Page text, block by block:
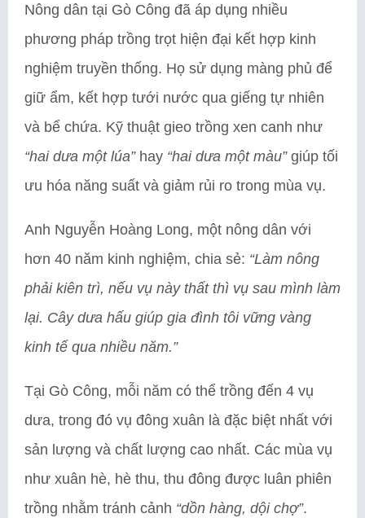
Nông dân tại Gò Công đã áp dụng nhiều
phương pháp trồng trọt hiện đại kết hợp kinh
nghiệm truyền thống. Họ sử dụng màng phủ để
giữ ẩm, kết hợp tưới nước qua giếng tự nhiên
và bể chứa. Kỹ thuật gieo trồng xen canh như
“hai dưa một lúa”hay “hai dưa một màu”giúp tối
ưu hóa năng suất và giảm rủi ro trong mùa vụ.
Anh Nguyễn Hoàng Long, một nông dân với
hơn 40 năm kinh nghiệm, chia sẻ: “Làm nông
phải kiên trì, nếu vụ này thất thì vụ sau mình làm
lại. Cây dưa hấu giúp gia đình tôi vững vàng
kinh tế qua nhiều năm.”
Tại Gò Công, mỗi năm có thể trồng đến 4 vụ
dưa, trong đó vụ đông xuân là đặc biệt nhất với
sản lượng và chất lượng cao nhất. Các mùa vụ
như xuân hè, hè thu, thu đông được luân phiên
trồng nhằm tránh cảnh “dồn hàng, dội chợ”.